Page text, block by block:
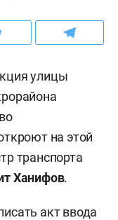
улицы
на этой
транспорта
Ханифов.
акт ввода